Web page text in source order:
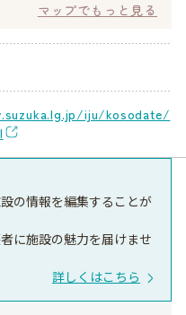
マップでもっと見る
iju/kosodate/
の情報を編集することが
に施設の魅力を届けませ
詳しくはこちら